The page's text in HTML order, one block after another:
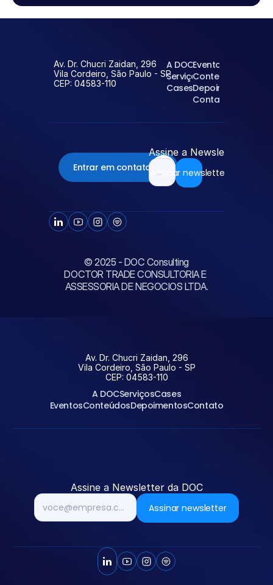
Av. Dr. Chucri Zaidan, 296
Vila Cordeiro, São Paulo - SP
CEP: 04583-110
A DOC
Serviços
Cases
Eventos
Conteúdos
Depoimentos
Contato
Entrar em contato
Assine a Newsletter da
Assinar newsletter
© 2025 - DOC Consulting
DOCTOR TRADE CONSULTORIA E
ASSESSORIA DE NEGOCIOS LTDA.
Av. Dr. Chucri Zaidan, 296
Vila Cordeiro, São Paulo - SP
CEP: 04583-110
A DOCServiçosCases
EventosConteúdosDepoimentosContato
Assine a Newsletter da DOC
Assinar newsletter